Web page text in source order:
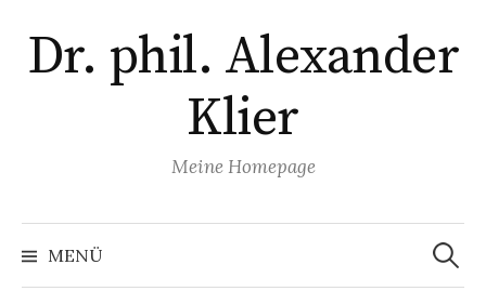
Inhalt
überspringen
Dr. phil. Alexander
Klier
Meine Homepage
MENÜ
Suchen
nach: